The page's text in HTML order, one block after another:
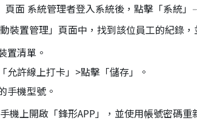
頁面 系統管理者登入系統後，點擊「系統
裝置管理」頁面中，找到該位員工的紀錄，
置清單。
允許線上打卡」>點擊「儲存」。
手機型號。
機上開啟「鋒形APP」，並使用帳號密碼重